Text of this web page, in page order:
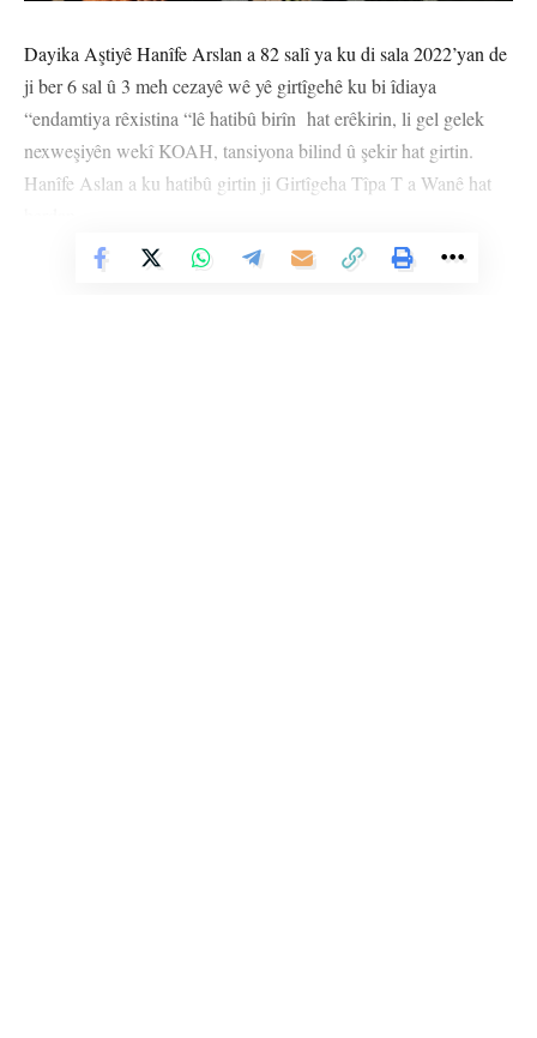
Dayika Aştiyê Hanîfe Arslan a 82 salî ya ku di sala 2022’yan de
ji ber 6 sal û 3 meh cezayê wê yê girtîgehê ku bi îdiaya
“endamtiya rêxistina “lê hatibû birîn hat erêkirin, li gel gelek
nexweşiyên wekî KOAH, tansiyona bilind û şekir hat girtin.
Hanîfe Aslan a ku hatibû girtin ji Girtîgeha Tîpa T a Wanê hat
Hanîfe Arslan a ji girtîgehê derket ji aliyê malbatê xwe ve hat
Vê Nûçeyê Bixwîne